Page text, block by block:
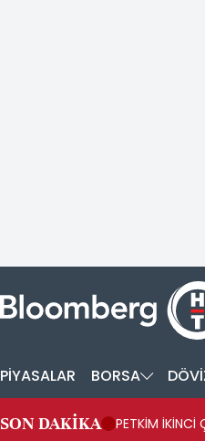
PİYASALAR BORSA
SON DAKİKA PETKİM İKİNCİ